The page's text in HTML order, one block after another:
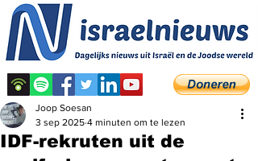
IDF-rekruten uit de
Joop Soesan
3 sep 2025 4 minuten om te lezen